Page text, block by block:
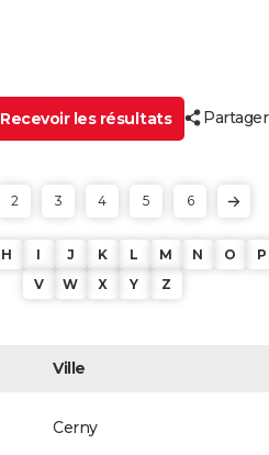
Recevoir les résultats Partager
2 3 4 5 6
H I J K L M N O P
V
W X Y Z
Ville
Cerny